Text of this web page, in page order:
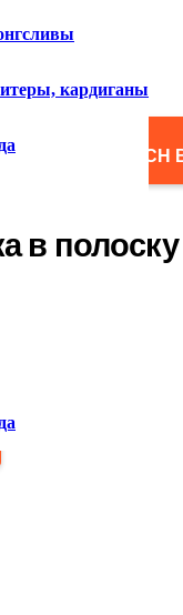
SEARCH
кардиганы
в полоску